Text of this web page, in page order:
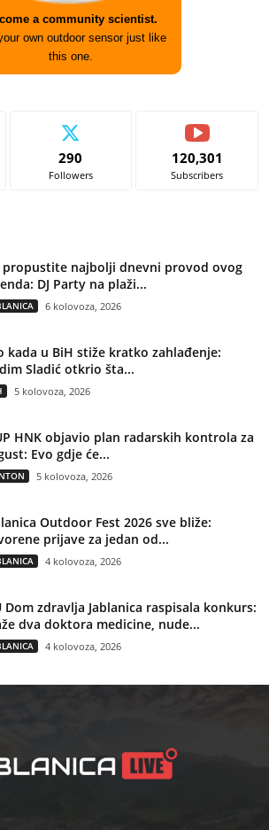
a community scientist.
own outdoor sensor just like
this one.
290
Followers
120,301
Subscribers
propustite najbolji dnevni provod ovog
DJ Party na plaži...
6 kolovoza, 2026
kada u BiH stiže kratko zahlađenje:
Sladić otkrio šta...
5 kolovoza, 2026
HNK objavio plan radarskih kontrola za
Evo gdje će...
5 kolovoza, 2026
Outdoor Fest 2026 sve bliže:
prijave za jedan od...
4 kolovoza, 2026
Dom zdravlja Jablanica raspisala konkurs:
dva doktora medicine, nude...
4 kolovoza, 2026